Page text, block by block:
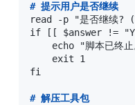
# 提示用户是否继续
read -p "是否继续?
if [[ $answer !=
echo "脚本已终止
    exit 1
fi
# 解压工具包